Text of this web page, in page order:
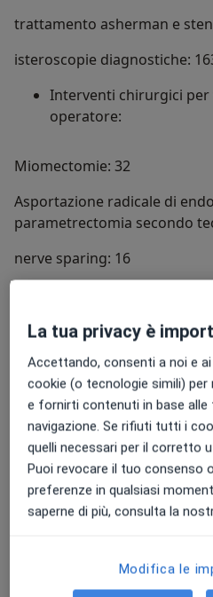
trattamento asherman e
isteroscopie diagnostiche:
Interventi chirurgici per
operatore:
Miomectomie: 32
Asportazione radicale di
parametrectomia secondo
nerve sparing: 16
Isterectomie totali
Enucleazione cisti ovariche:
Annessiectomie: 35
Miomectomie
I operatore: 59
Polipectomie
Metroplastiche
La tua privacy è
Accettando, consenti a noi e
cookie (o tecnologie simili)
e fornirti contenuti in base alle
navigazione. Se rifiuti tutti i
quelli necessari per il corretto
Puoi revocare il tuo consenso
preferenze in qualsiasi
saperne di più, consulta la
Modifica le